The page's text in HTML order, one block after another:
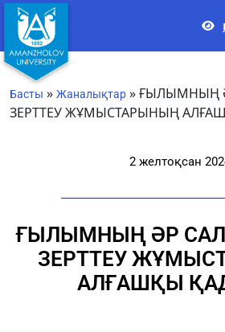
Басты » Жаналықтар »ҒЫЛЫМНЫҢ
ЗЕРТТЕУ ЖҰМЫСТАРЫНЫҢ
2 желтоқсан
ҒЫЛЫМНЫҢ ӘР
ЗЕРТТЕУ
АЛҒАШҚЫ